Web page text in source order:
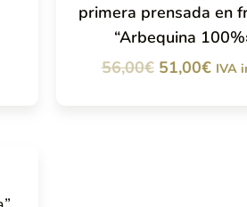
primera prensada en
“Arbequina
56,00€ El
51,00€ElIVA